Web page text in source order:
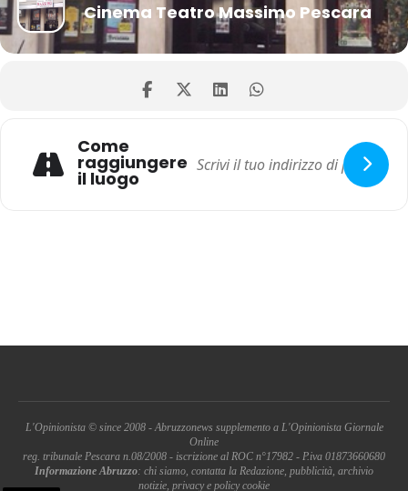
Cinema Teatro Massimo Pescara
Come
raggiungere
il luogo
L'Opinionista © since 2008 - Abruzzonews supplemento a L'Opinionista Giornale
Online
reg. tribunale Pescara n.08/2008 - iscrizione al ROC n°17982 - P.iva 01873660680
Informazione Abruzzo: chi siamo, contatta la Redazione, pubblicità, archivio
notizie, privacy e policy cookie